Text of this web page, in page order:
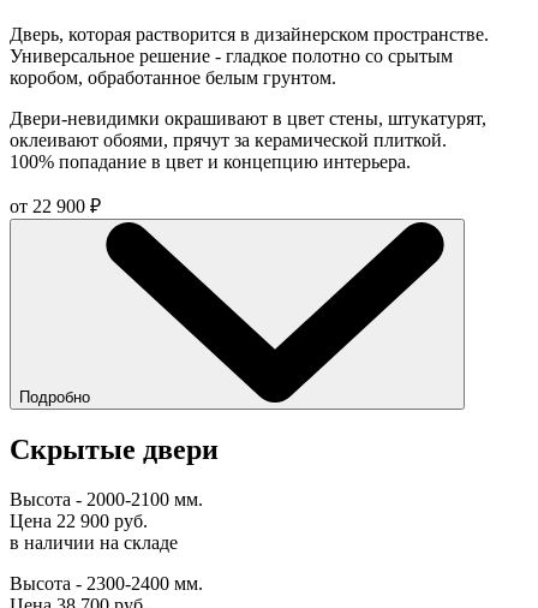
Дверь, которая растворится в дизайнерском пространстве.
Универсальное решение - гладкое полотно со срытым
коробом, обработанное белым грунтом.
Двери-невидимки окрашивают в цвет стены, штукатурят,
оклеивают обоями, прячут за керамической плиткой.
100% попадание в цвет и концепцию интерьера.
от 22 900 ₽
Подробно
Скрытые двери
Высота - 2000-2100 мм.
Цена 22 900 руб.
в наличии на складе
Высота - 2300-2400 мм.